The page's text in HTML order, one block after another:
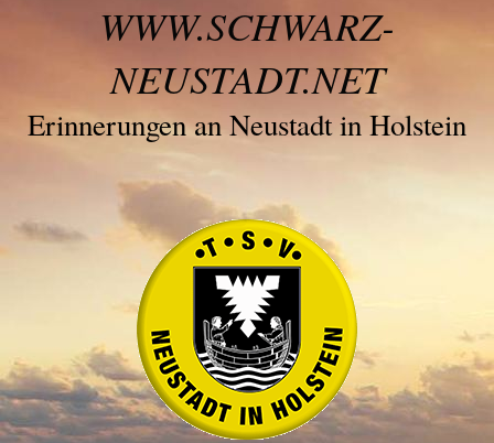
WWW.SCHWARZ-
NEUSTADT.NET
Erinnerungen an Neustadt in Holstein